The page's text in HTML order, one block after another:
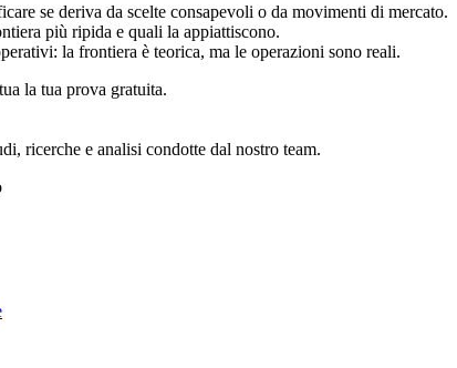
se deriva da scelte consapevoli o da movimenti di mercato.
più ripida e quali la appiattiscono.
la frontiera è teorica, ma le operazioni sono reali.
la tua prova gratuita.
ricerche e analisi condotte dal nostro team.